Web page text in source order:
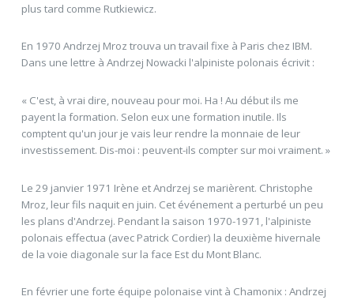
plus tard comme Rutkiewicz.
En 1970 Andrzej Mroz trouva un travail fixe à Paris chez IBM.
Dans une lettre à Andrzej Nowacki l'alpiniste polonais écrivit :
« C'est, à vrai dire, nouveau pour moi. Ha ! Au début ils me
payent la formation. Selon eux une formation inutile. Ils
comptent qu'un jour je vais leur rendre la monnaie de leur
investissement. Dis-moi : peuvent-ils compter sur moi vraiment. »
Le 29 janvier 1971 Irène et Andrzej se marièrent. Christophe
Mroz, leur fils naquit en juin. Cet événement a perturbé un peu
les plans d'Andrzej. Pendant la saison 1970-1971, l'alpiniste
polonais effectua (avec Patrick Cordier) la deuxième hivernale
de la voie diagonale sur la face Est du Mont Blanc.
En février une forte équipe polonaise vint à Chamonix : Andrzej